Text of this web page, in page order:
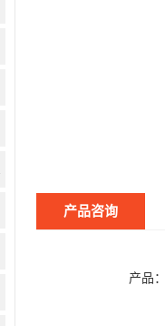
产品咨询
产品：